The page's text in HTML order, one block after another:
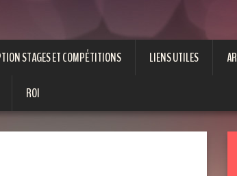
STAGES ET COMPÉTITIONS LIENS UTILES
ROI